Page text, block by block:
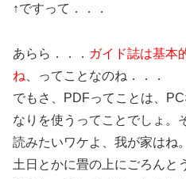
↑ですって．．．
あらら．．． ガイド誌は基本
ね 、ってことなのね．．．
でもさ、PDFってことは、
なりを使うってことでしょ。
読みたいワケよ、我が家はね。
土日とかに畳の上にごろんと